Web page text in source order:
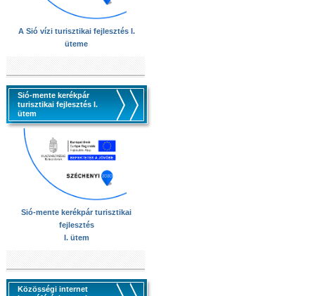
A Sió vízi turisztikai fejlesztés I.
üteme
Sió-mente kerékpár
turisztikai fejlesztés I.
ütem
Sió-mente kerékpár turisztikai
fejlesztés
I. ütem
Közösségi internet